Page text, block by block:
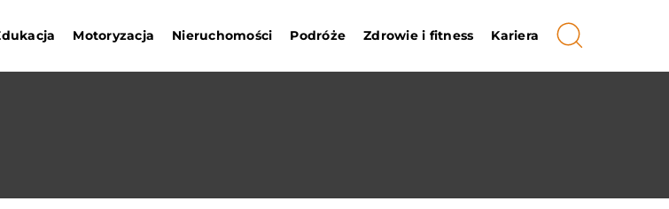
Motoryzacja Nieruchomości Podróże Zdrowie i fitness Kariera